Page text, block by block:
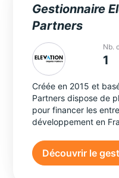
Gestionnaire
Partners
Nb.
1
Créée en 2015 et
Partners dispose de
pour financer les
développement en
Découvrir le